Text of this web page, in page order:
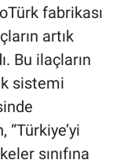
fabrikası
artık
Bu ilaçların
sistemi
“Türkiye’yi
sınıfına